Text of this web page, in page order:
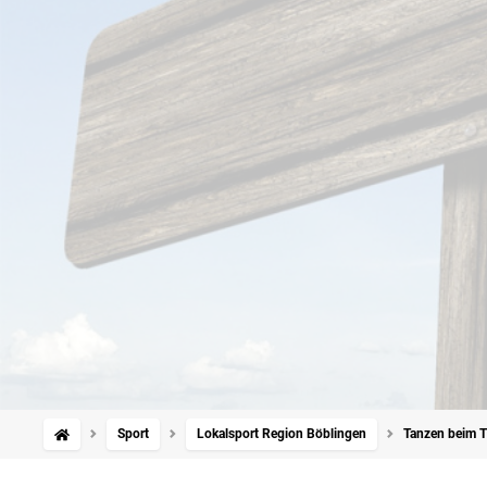
Sport Lokalsport Region Böblingen Tanzen beim